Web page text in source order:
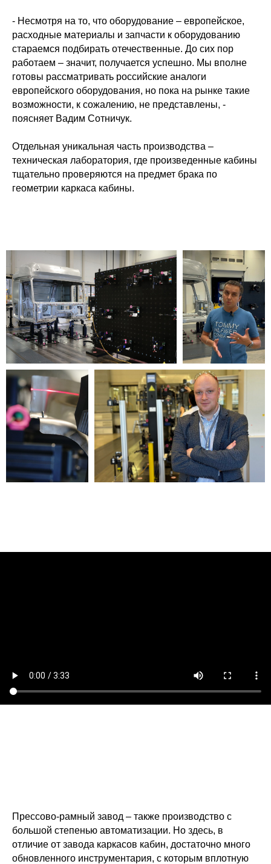
- Несмотря на то, что оборудование – европейское,
расходные материалы и запчасти к оборудованию
стараемся подбирать отечественные. До сих пор
работаем – значит, получается успешно. Мы вполне
готовы рассматривать российские аналоги
европейского оборудования, но пока на рынке такие
возможности, к сожалению, не представлены, -
поясняет Вадим Сотничук.
Отдельная уникальная часть производства –
техническая лаборатория, где произведенные кабины
тщательно проверяются на предмет брака по
геометрии каркаса кабины.
Прессово-рамный завод – также производство с
большой степенью автоматизации. Но здесь, в
отличие от завода каркасов кабин, достаточно много
обновленного инструментария, с которым вплотную